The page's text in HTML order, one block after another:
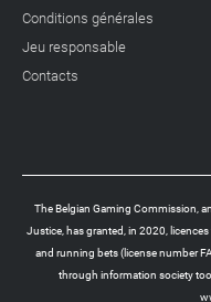
Conditions générales
Jeu responsable
Contacts
The Belgian Gaming Commission,
Justice, has granted, in 2020,
and running bets (license number
through information society